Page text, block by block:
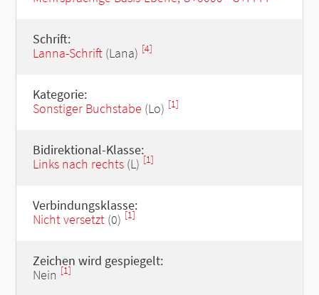
Schrift:
Lanna-Schrift(Lana) [4]
Kategorie:
Sonstiger Buchstabe (Lo) [1]
Bidirektional-Klasse:
Links nach rechts(L) [1]
Verbindungsklasse:
Nicht versetzt(0) [1]
Zeichen wird gespiegelt:
Nein [1]